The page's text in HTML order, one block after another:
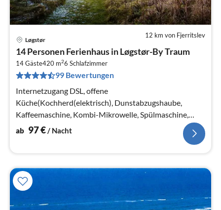
12 km von Fjerritslev
Løgstør
14 Personen Ferienhaus in Løgstør-By Traum
14 Gäste420 m26 Schlafzimmer
99 Bewertungen
Internetzugang DSL, offene
Küche(Kochherd(elektrisch), Dunstabzugshaube,
Kaffeemaschine, Kombi-Mikrowelle, Spülmaschine,
Kühlschrank, Trockner, Waschmaschine)
ab 97€/ Nacht